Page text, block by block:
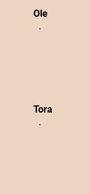
Ole
Tora